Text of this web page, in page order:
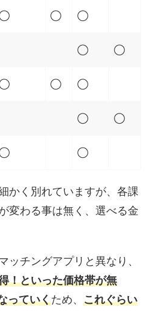
◯ ◯
◯ ◯
◯ ◯
◯ ◯
◯
かく別れていますが、各課
変わる事は無く、選べる金
ッチングアプリと異なり、
！といった価格帯が無
っていくため、 これぐらい